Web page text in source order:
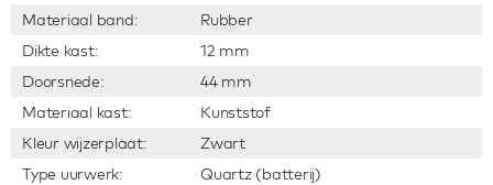
Materiaal band:
Rubber
Dikte kast:
12 mm
Doorsnede:
44 mm
Materiaal kast:
Kunststof
Kleur wijzerplaat:
Zwart
Type uurwerk:
Quartz (batterij)